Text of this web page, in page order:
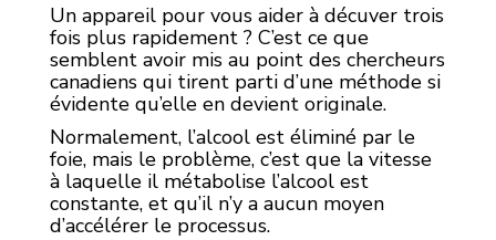
Un appareil pour vous aider à décuver trois
fois plus rapidement ? C’est ce que
semblent avoir mis au point des chercheurs
canadiens qui tirent parti d’une méthode si
évidente qu’elle en devient originale.
Normalement, l’alcool est éliminé par le
foie, mais le problème, c’est que la vitesse
à laquelle il métabolise l’alcool est
constante, et qu’il n’y a aucun moyen
d’accélérer le processus.